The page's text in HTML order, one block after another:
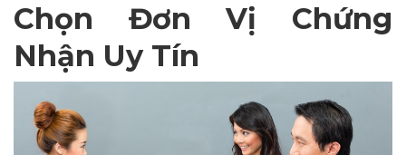
Chọn Đơn Vị Chứng
Nhận Uy Tín